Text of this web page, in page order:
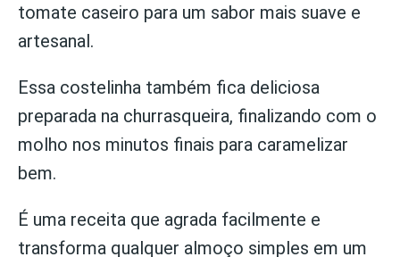
tomate caseiro para um sabor mais suave e
artesanal.
Essa costelinha também fica deliciosa
preparada na churrasqueira, finalizando com o
molho nos minutos finais para caramelizar
bem.
É uma receita que agrada facilmente e
transforma qualquer almoço simples em um